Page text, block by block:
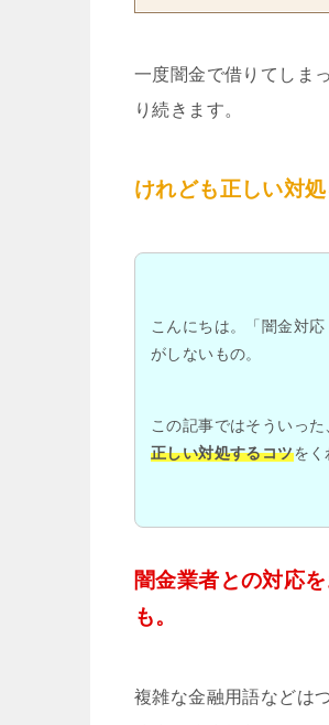
一度闇金で借りてしま
り続きます。
けれども正しい対
こんにちは。「闇金対
がしないもの。
この記事ではそういった
正しい対処するコツをく
闇金業者との対応
も。
複雑な金融用語などは